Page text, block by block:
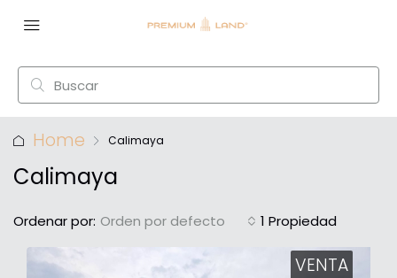
Home Calimaya
Calimaya
1 Propiedad
Ordenar por: Orden por defecto
VENTA